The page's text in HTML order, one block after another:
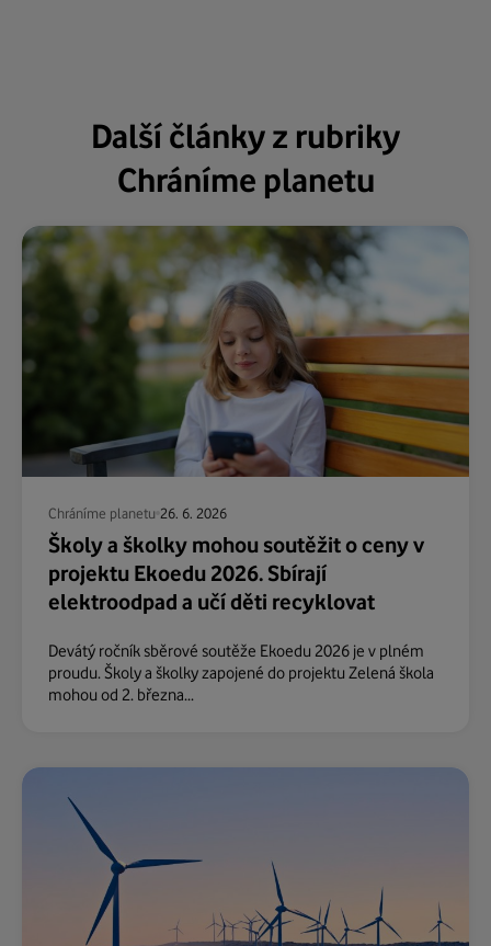
Další články z rubriky
Chráníme planetu
Chráníme planetu 26. 6. 2026
Školy a školky mohou soutěžit o ceny v
projektu Ekoedu 2026. Sbírají
elektroodpad a učí děti recyklovat
Devátý ročník sběrové soutěže Ekoedu 2026 je v plném
proudu. Školy a školky zapojené do projektu Zelená škola
mohou od 2. března...